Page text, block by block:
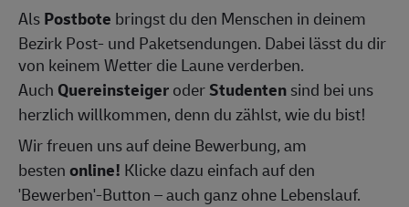
AlsPostbote bringst du den Menschen in deinem
Bezirk Post- und Paketsendungen. Dabei lässt du dir
von keinem Wetter die Laune verderben.
Auch QuereinsteigeroderStudentensind bei uns
herzlich willkommen, denn du zählst, wie du bist!
Wir freuen uns auf deine Bewerbung, am
bestenonline! Klicke dazu einfach auf den
'Bewerben'-Button – auch ganz ohne Lebenslauf.